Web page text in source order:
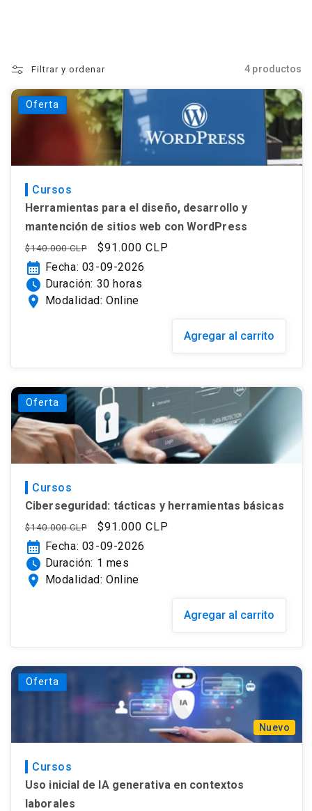
Filtrar y ordenar 4 productos
Oferta
Cursos
Herramientas para el diseño, desarrollo y
mantención de sitios web con WordPress
Precio
habitual
$140.000 CLP
Precio
de
oferta
$91.000 CLP
calendar_month Fecha: 03-09-2026
watch_later Duración: 30 horas
location_on Modalidad: Online
Agregar al carrito
Oferta
Cursos
Ciberseguridad: tácticas y herramientas básicas
Precio
habitual
$140.000 CLP
Precio
de
oferta
$91.000 CLP
calendar_month Fecha: 03-09-2026
watch_later Duración: 1 mes
location_on Modalidad: Online
Agregar al carrito
Nuevo
Oferta
Cursos
Uso inicial de IA generativa en contextos
laborales